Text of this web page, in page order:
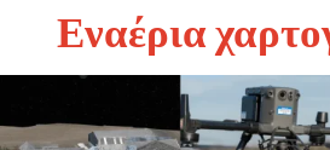
Εναέρια